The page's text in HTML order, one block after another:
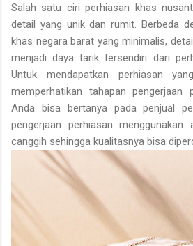
Salah satu ciri perhiasan khas
detail yang unik dan rumit. Berbeda
khas negara barat yang minimalis,
menjadi daya tarik tersendiri dari
Untuk mendapatkan perhiasan
memperhatikan tahapan pengerjaan
Anda bisa bertanya pada penjual
pengerjaan perhiasan
canggih sehingga kualitasnya bisa